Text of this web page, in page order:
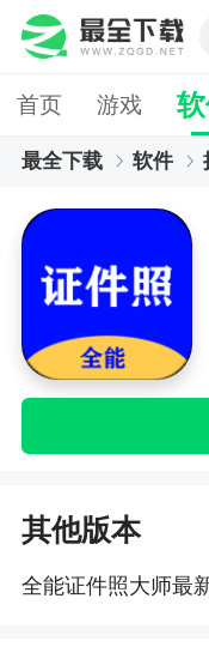
首页 游戏
最全下载 软件
其他版本
全能证件照大师最